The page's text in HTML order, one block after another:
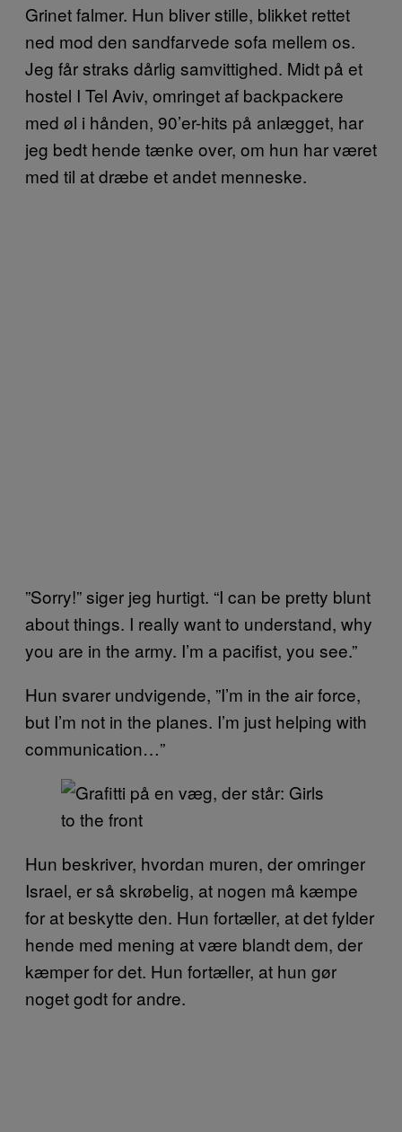
Grinet falmer. Hun bliver stille, blikket rettet
ned mod den sandfarvede sofa mellem os.
Jeg får straks dårlig samvittighed. Midt på et
hostel I Tel Aviv, omringet af backpackere
med øl i hånden, 90’er-hits på anlægget, har
jeg bedt hende tænke over, om hun har været
med til at dræbe et andet menneske.
”Sorry!” siger jeg hurtigt. “I can be pretty blunt
about things. I really want to understand, why
you are in the army. I’m a pacifist, you see.”
Hun svarer undvigende, ”I’m in the air force,
but I’m not in the planes. I’m just helping with
communication…”
Hun beskriver, hvordan muren, der omringer
Israel, er så skrøbelig, at nogen må kæmpe
for at beskytte den. Hun fortæller, at det fylder
hende med mening at være blandt dem, der
kæmper for det. Hun fortæller, at hun gør
noget godt for andre.